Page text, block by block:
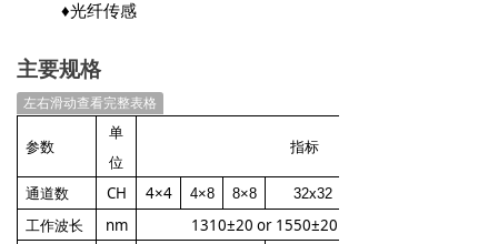
♦光纤传感
主要规格
左右滑动查看完整表格
参数
单
位
指标
通道数 CH 4×4 4×8 8×8 32x32
工作波长 nm
1310±20 or 1550±20 or 1625±20